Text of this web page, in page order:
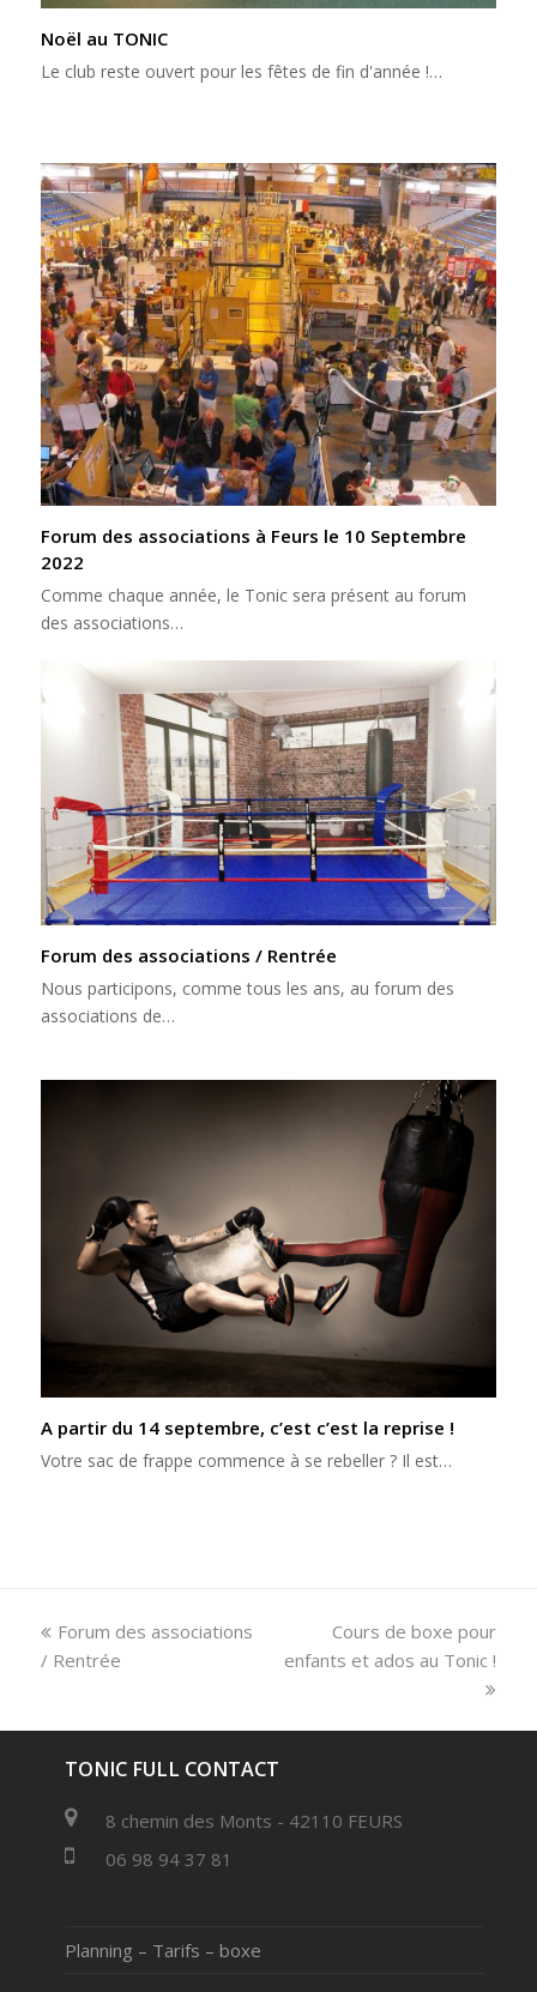
Noël au TONIC
Le club reste ouvert pour les fêtes de fin d'année !…
Forum des associations à Feurs le 10 Septembre
2022
Comme chaque année, le Tonic sera présent au forum
des associations…
Forum des associations / Rentrée
Nous participons, comme tous les ans, au forum des
associations de…
A partir du 14 septembre, c’est c’est la reprise !
Votre sac de frappe commence à se rebeller ? Il est…
previous
post:
Forum des associations
/ Rentrée
next
post:
Cours de boxe pour
enfants et ados au Tonic !
TONIC FULL CONTACT
8 chemin des Monts - 42110 FEURS
06 98 94 37 81
Planning – Tarifs – boxe